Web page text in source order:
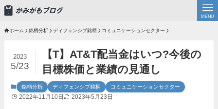
MENU
ホーム 銘柄分析 ディフェンシブ銘柄 コミュニケーションセクター
【T】AT&T配当金はいつ?今後の
目標株価と業績の見通し
2023
5/23
銘柄分析 ディフェンシブ銘柄 コミュニケーションセクター
2022年11月10日 2023年5月23日